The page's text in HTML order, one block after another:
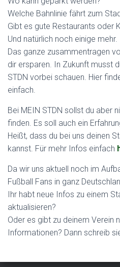
Welche Bahnlinie fährt zum
Gibt es gute Restaurants oder
Und natürlich noch einige mehr.
Das ganze zusammentragen
dir ersparen. In Zukunft musst
STDN vorbei schauen. Hier
einfach.
Bei MEIN STDN sollst du aber
finden. Es soll auch ein
Heißt, dass du bei uns deinen
kannst. Für mehr Infos einfach
Da wir uns aktuell noch im
Fußball Fans in ganz
Ihr habt neue Infos zu einem
aktualisieren?
Oder es gibt zu deinem Verein
Informationen? Dann schreib